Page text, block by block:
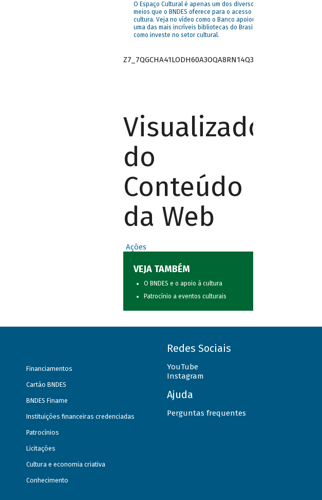
O Espaço Cultural é apenas um dos diversos
meios que o BNDES oferece para o acesso à
cultura. Veja no vídeo como o Banco apoiou
uma das mais incríveis bibliotecas do Brasil e
como investe no setor cultural.
Z7_7QGCHA41LODH60A3OQA8RN14Q3
Visualizador
do
Conteúdo
da Web
Ações
VEJA TAMBÉM
O BNDES e o apoio à cultura
Patrocínio a eventos culturais
Financiamentos
Cartão BNDES
BNDES Finame
Instituições financeiras credenciadas
Patrocínios
Licitações
Cultura e economia criativa
Conhecimento
Redes Sociais
YouTube
Instagram
Ajuda
Perguntas frequentes